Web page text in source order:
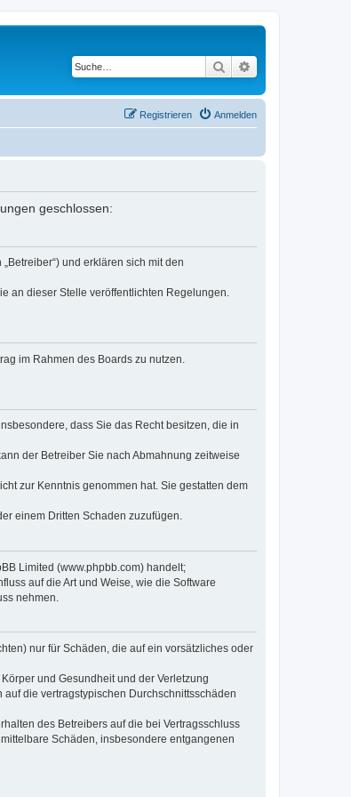
Suche
Anmelden
Registrieren
geschlossen:
und erklären sich mit den
an dieser Stelle veröffentlichten Regelungen.
im Rahmen des Boards zu nutzen.
dass Sie das Recht besitzen, die in
der Betreiber Sie nach Abmahnung zeitweise
zur Kenntnis genommen hat. Sie gestatten dem
einem Dritten Schaden zuzufügen.
Limited (www.phpbb.com) handelt;
auf die Art und Weise, wie die Software
nehmen.
nur für Schäden, die auf ein vorsätzliches oder
und Gesundheit und der Verletzung
die vertragstypischen Durchschnittsschäden
des Betreibers auf die bei Vertragsschluss
Schäden, insbesondere entgangenen